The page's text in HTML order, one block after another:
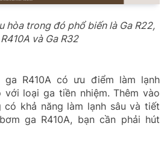
hòa trong đó phổ biến là Ga R22,
và Ga R32
ga R410A có ưu điểm làm lạnh
với loại ga tiền nhiệm. Thêm vào
khả năng làm lạnh sâu và tiết
ga R410A, bạn cần phải hút